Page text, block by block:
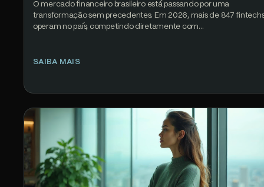
O mercado financeiro brasileiro está passando por uma
transformação sem precedentes. Em 2026, mais de 847
operam no país, competindo diretamente com…
SAIBA MAIS